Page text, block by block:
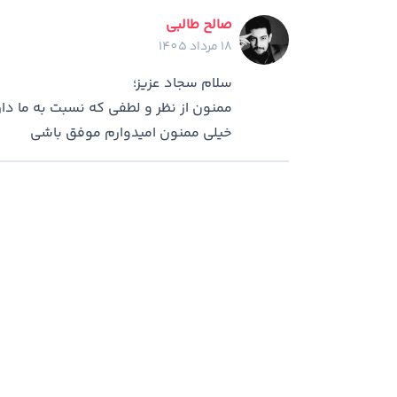
صالح طالبی
18 مرداد 1405
سلام سجاد عزیز؛
ممنون از نظر و لطفی که نسبت به ما
خیلی ممنون امیدوارم موفق باشی